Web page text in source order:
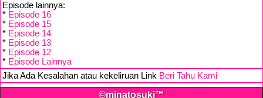
Episode lainnya:
* Episode 16
* Episode 15
* Episode 14
* Episode 13
* Episode 12
* Episode Lainnya
Jika Ada Kesalahan atau kekeliruan Link Beri Tahu Kami
©minatosuki™